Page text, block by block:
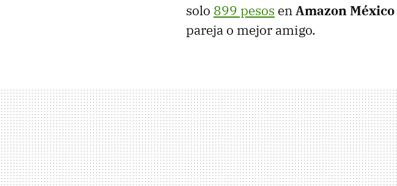
solo 899 pesos enAmazon México
pareja o mejor amigo.